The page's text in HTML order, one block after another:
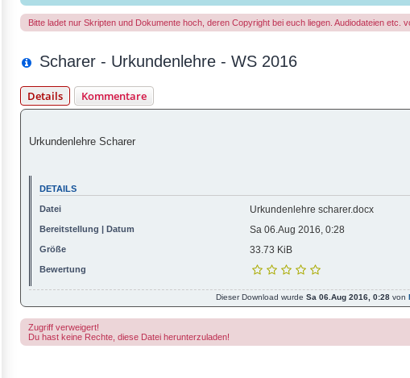
Bitte ladet nur Skripten und Dokumente hoch, deren Copyright bei euch liegen. Audiodateien etc.
Scharer - Urkundenlehre - WS 2016
Details Kommentare
Urkundenlehre Scharer
DETAILS
Datei Urkundenlehre scharer.docx
Bereitstellung | Datum Sa 06.Aug 2016, 0:28
Größe 33.73 KiB
Bewertung
Dieser Download wurde Sa 06.Aug 2016, 0:28 von
Zugriff verweigert!
Du hast keine Rechte, diese Datei herunterzuladen!